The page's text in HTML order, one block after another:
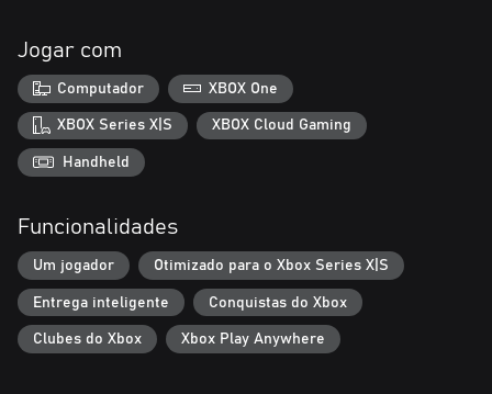
Jogar com
Computador XBOX One
XBOX Series X|S XBOX Cloud Gaming
Handheld
Funcionalidades
Um jogador Otimizado para o Xbox Series X|S
Entrega inteligente Conquistas do Xbox
Clubes do Xbox Xbox Play Anywhere